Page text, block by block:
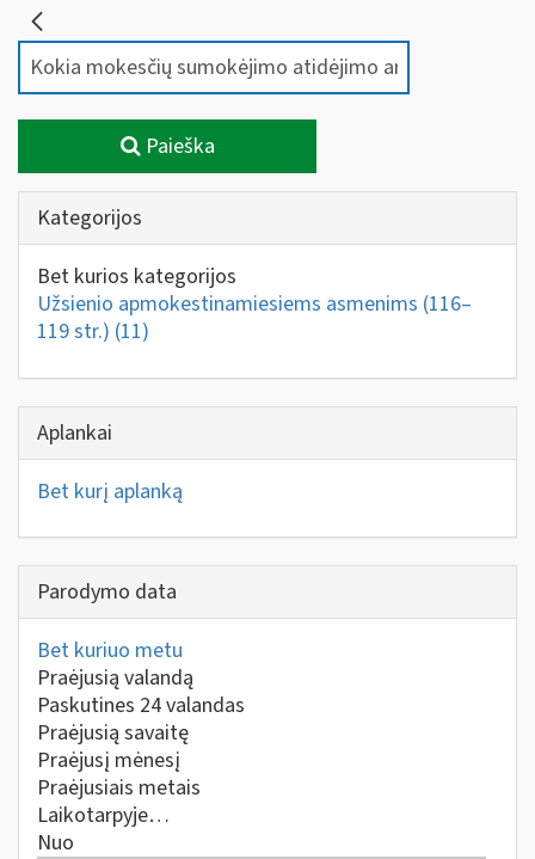
Paieška
Kategorijos
Bet kurios kategorijos
Užsienio apmokestinamiesiems asmenims (116–
119 str.) (11)
Aplankai
Bet kurį aplanką
Parodymo data
Bet kuriuo metu
Praėjusią valandą
Paskutines 24 valandas
Praėjusią savaitę
Praėjusį mėnesį
Praėjusiais metais
Laikotarpyje…
Nuo